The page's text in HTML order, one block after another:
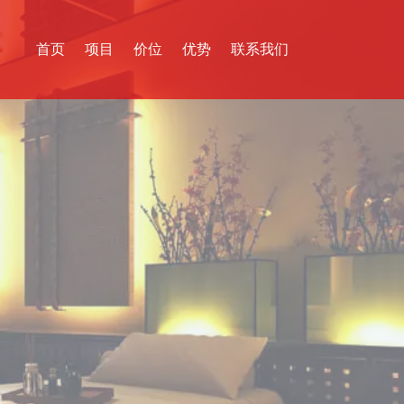
首页 项目 价位 优势 联系我们